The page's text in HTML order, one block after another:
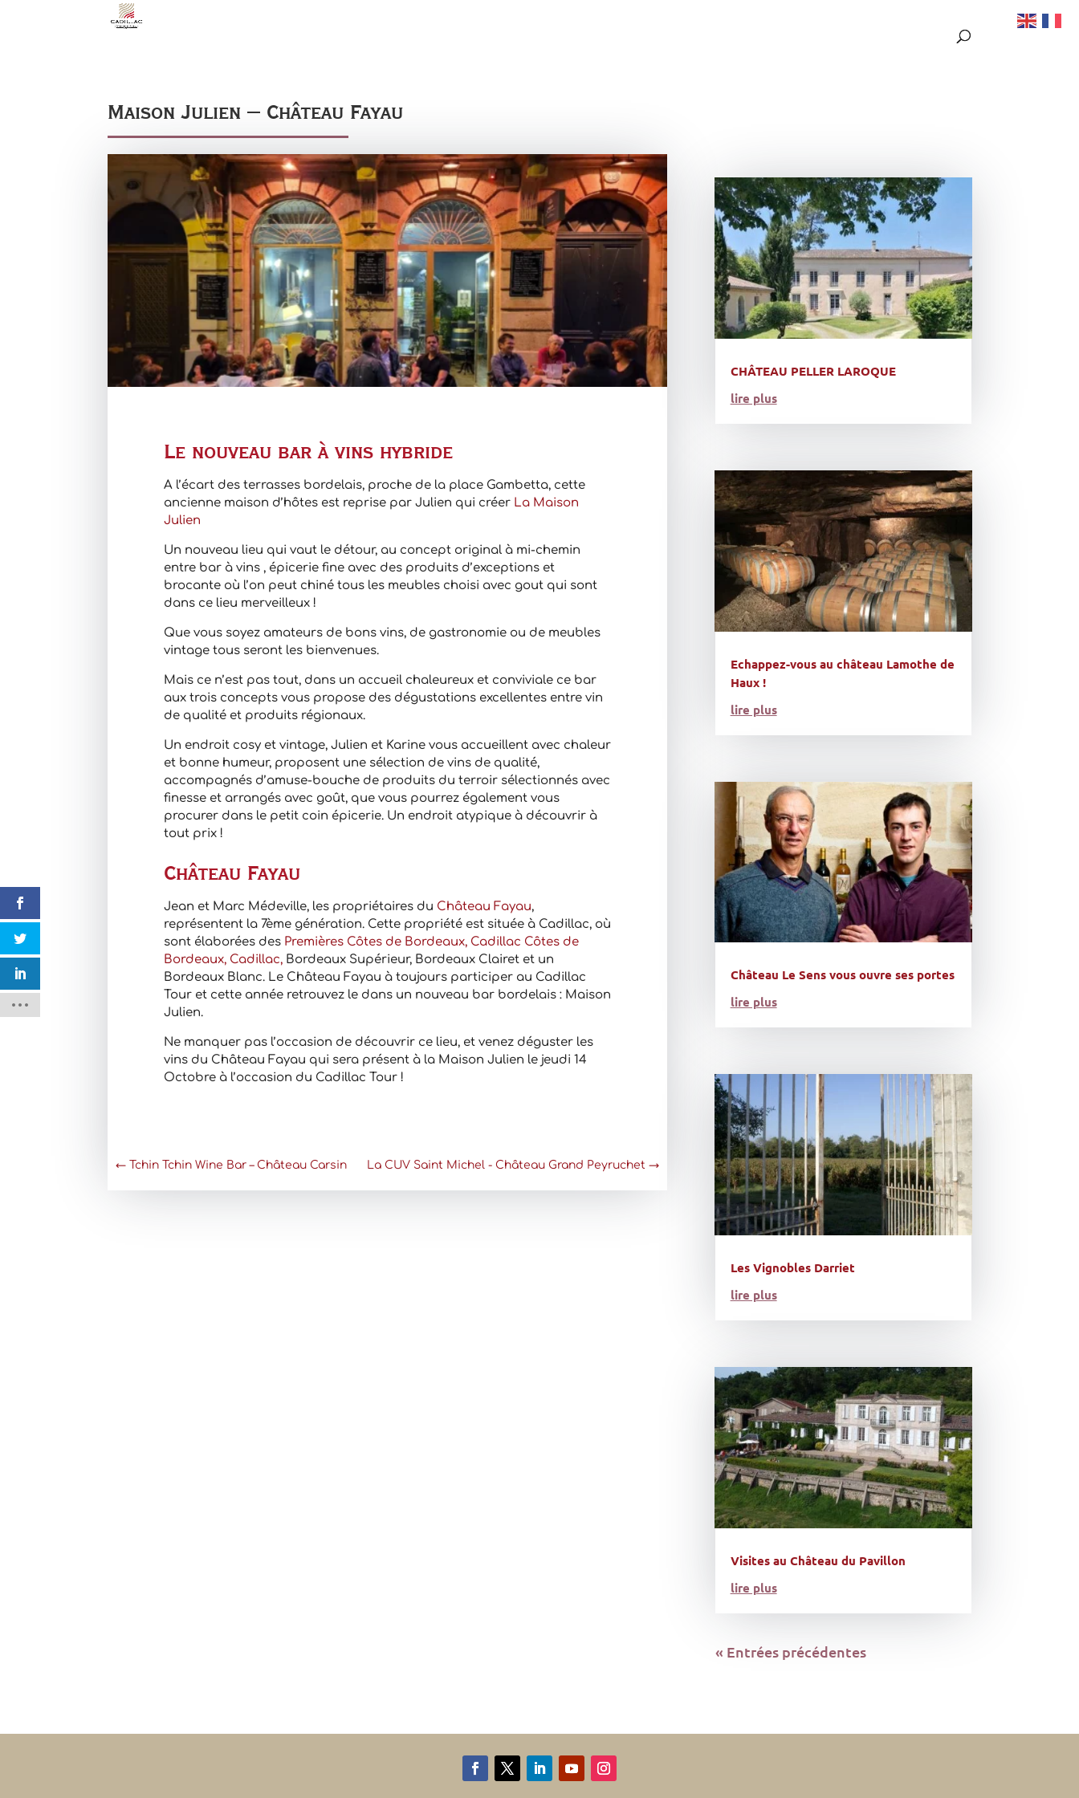
Maison Julien – Château Fayau
Le nouveau bar à vins hybride
A l’écart des terrasses bordelais, proche de la place Gambetta, cette
ancienne maison d’hôtes est reprise par Julien qui créer La Maison
Julien
Un nouveau lieu qui vaut le détour, au concept original à mi-chemin
entre bar à vins , épicerie fine avec des produits d’exceptions et
brocante où l’on peut chiné tous les meubles choisi avec gout qui sont
dans ce lieu merveilleux !
Que vous soyez amateurs de bons vins, de gastronomie ou de meubles
vintage tous seront les bienvenues.
Mais ce n’est pas tout, dans un accueil chaleureux et conviviale ce bar
aux trois concepts vous propose des dégustations excellentes entre vin
de qualité et produits régionaux.
Un endroit cosy et vintage, Julien et Karine vous accueillent avec chaleur
et bonne humeur, proposent une sélection de vins de qualité,
accompagnés d’amuse-bouche de produits du terroir sélectionnés avec
finesse et arrangés avec goût, que vous pourrez également vous
procurer dans le petit coin épicerie. Un endroit atypique à découvrir à
tout prix !
Château Fayau
Jean et Marc Médeville, les propriétaires du Château Fayau,
représentent la 7ème génération. Cette propriété est située à Cadillac, où
sont élaborées des Premières Côtes de Bordeaux, Cadillac Côtes de
Bordeaux, Cadillac, Bordeaux Supérieur, Bordeaux Clairet et un
Bordeaux Blanc. Le Château Fayau à toujours participer au Cadillac
Tour et cette année retrouvez le dans un nouveau bar bordelais : Maison
Julien.
Ne manquer pas l’occasion de découvrir ce lieu, et venez déguster les
vins du Château Fayau qui sera présent à la Maison Julien le jeudi 14
Octobre à l’occasion du Cadillac Tour !
← Tchin Tchin Wine Bar – Château Carsin La CUV Saint Michel - Château Grand Peyruchet →
CHÂTEAU PELLER LAROQUE
lire plus
Echappez-vous au château Lamothe de
Haux !
lire plus
Château Le Sens vous ouvre ses portes
lire plus
Les Vignobles Darriet
lire plus
Visites au Château du Pavillon
lire plus
« Entrées précédentes